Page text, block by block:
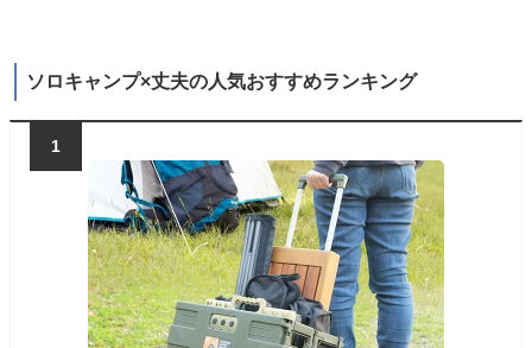
ソロキャンプ×丈夫の人気おすすめランキング
1